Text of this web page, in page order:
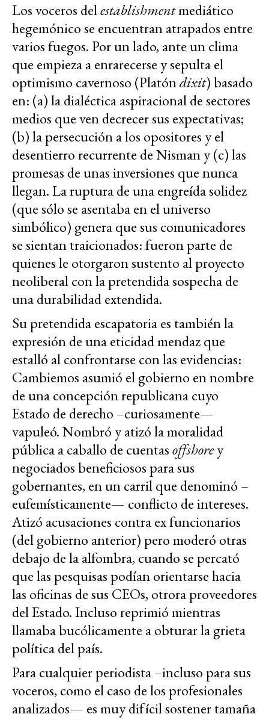
Los voceros delestablishmentmediático
hegemónico se encuentran atrapados entre
varios fuegos. Por un lado, ante un clima
que empieza a enrarecerse y sepulta el
optimismo cavernoso (Platóndixit) basado
en: (a) la dialéctica aspiracional de sectores
medios que ven decrecer sus expectativas;
(b) la persecución a los opositores y el
desentierro recurrente de Nisman y (c) las
promesas de unas inversiones que nunca
llegan. La ruptura de una engreída solidez
(que sólo se asentaba en el universo
simbólico) genera que sus comunicadores
se sientan traicionados: fueron parte de
quienes le otorgaron sustento al proyecto
neoliberal con la pretendida sospecha de
una durabilidad extendida.
Su pretendida escapatoria es también la
expresión de una eticidad mendaz que
estalló al confrontarse con las evidencias:
Cambiemos asumió el gobierno en nombre
de una concepción republicana cuyo
Estado de derecho –curiosamente—
vapuleó. Nombró y atizó la moralidad
pública a caballo de cuentasoffshorey
negociados beneficiosos para sus
gobernantes, en un carril que denominó –
eufemísticamente— conflicto de intereses.
Atizó acusaciones contra ex funcionarios
(del gobierno anterior) pero moderó otras
debajo de la alfombra, cuando se percató
que las pesquisas podían orientarse hacia
las oficinas de sus CEOs, otrora proveedores
del Estado. Incluso reprimió mientras
llamaba bucólicamente a obturar la grieta
política del país.
Para cualquier periodista –incluso para sus
voceros, como el caso de los profesionales
analizados— es muy difícil sostener tamaña